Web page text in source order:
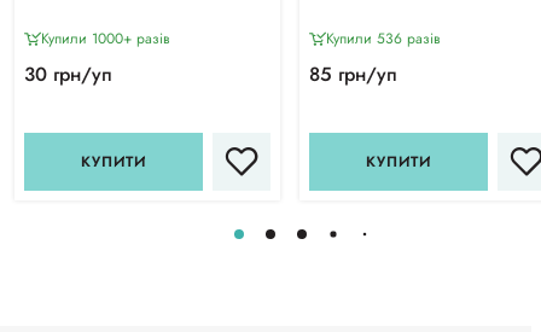
Купили 1000+ разiв
30 грн/уп
КУПИТИ
Купили 536 разiв
85 грн/уп
КУПИТИ